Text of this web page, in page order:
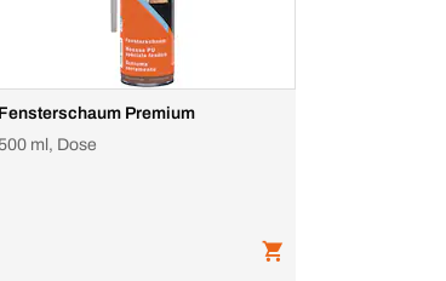
Fensterschaum Premium
ml, Dose